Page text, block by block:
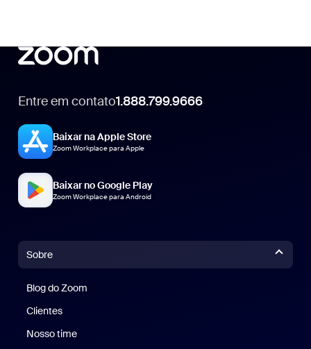
Entre em contato1.888.799.9666
Baixar na Apple Store
Zoom Workplace para Apple
Baixar no Google Play
Zoom Workplace para Android
Sobre
Blog do Zoom
Clientes
Nosso time